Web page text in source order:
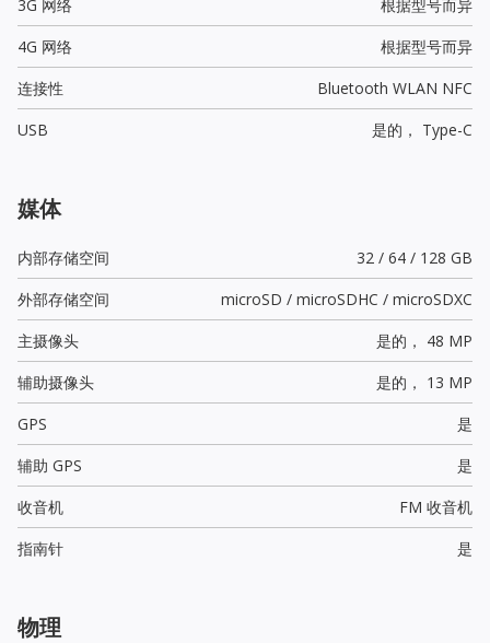
3G 网络
根据型号而异
4G 网络
根据型号而异
连接性
Bluetooth WLAN NFC
USB
是的， Type-C
媒体
内部存储空间
32 / 64 / 128 GB
外部存储空间
microSD / microSDHC / microSDXC
主摄像头
是的， 48 MP
辅助摄像头
是的， 13 MP
GPS
是
辅助 GPS
是
收音机
FM 收音机
指南针
是
物理